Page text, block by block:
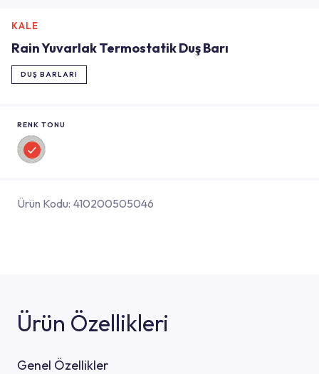
KALE
Rain Yuvarlak Termostatik Duş Barı
DUŞ BARLARI
RENK TONU
Ürün Kodu: 410200505046
Ürün Özellikleri
Genel Özellikler